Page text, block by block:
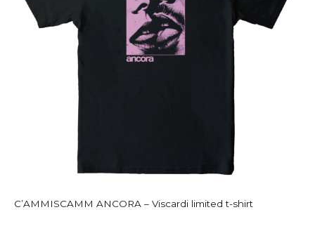
C’AMMISCAMM ANCORA – Viscardi limited t-shirt